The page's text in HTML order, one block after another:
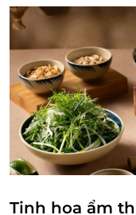
Tinh hoa ẩm